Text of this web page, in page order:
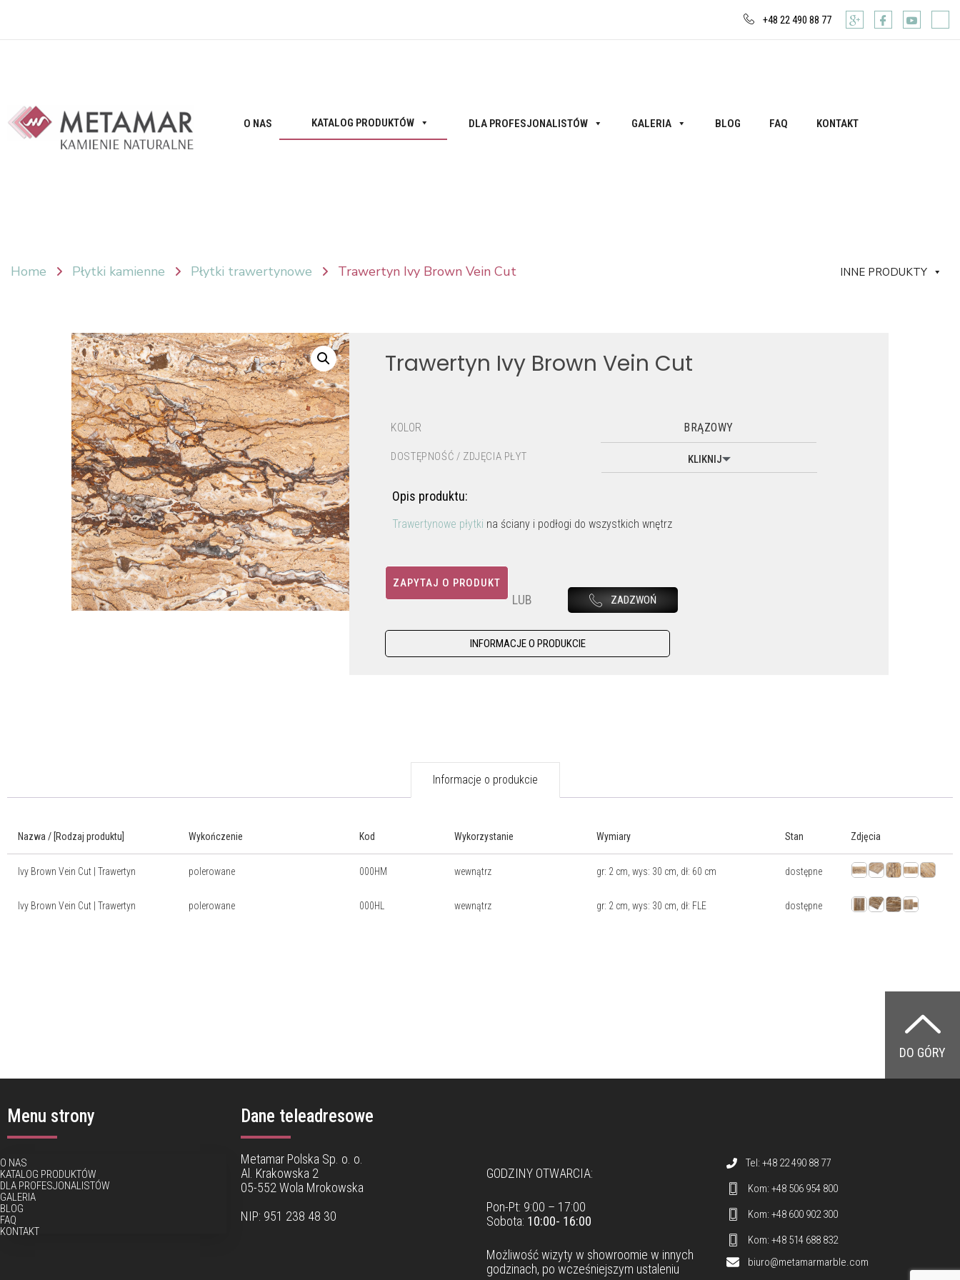
+48 22 490 88 77
O NAS KATALOG PRODUKTÓW DLA PROFESJONALISTÓW GALERIA BLOG FAQ KONTAKT
Home Płytki kamienne Płytki trawertynowe Trawertyn Ivy Brown Vein Cut INNE PRODUKTY
Trawertyn Ivy Brown Vein Cut
KOLOR BRĄZOWY
DOSTĘPNOŚĆ / ZDJĘCIA PŁYT KLIKNIJ
Opis produktu:
Trawertynowe płytki na ściany i podłogi do wszystkich wnętrz
ZAPYTAJ O PRODUKT
LUB ZADZWOŃ
INFORMACJE O PRODUKCIE
Informacje o produkcie
Nazwa / [Rodzaj produktu] Wykończenie Kod Wykorzystanie Wymiary Stan Zdjęcia
Ivy Brown Vein Cut | Trawertyn polerowane 000HM wewnątrz gr: 2 cm, wys: 30 cm, dł: 60 cm dostępne
Ivy Brown Vein Cut | Trawertyn polerowane 000HL wewnątrz gr: 2 cm, wys: 30 cm, dł: FLE dostępne
DO GÓRY
Menu strony
O NAS
KATALOG PRODUKTÓW
DLA PROFESJONALISTÓW
GALERIA
BLOG
FAQ
KONTAKT
Dane teleadresowe
Metamar Polska Sp. o. o.
Al. Krakowska 2
05-552 Wola Mrokowska
NIP: 951 238 48 30
GODZINY OTWARCIA:
Pon-Pt: 9:00 – 17:00
Sobota: 10:00- 16:00
Możliwość wizyty w showroomie w innych
godzinach, po wcześniejszym ustaleniu
Tel: +48 22 490 88 77
Kom: +48 506 954 800
Kom: +48 600 902 300
Kom: +48 514 688 832
biuro@metamarmarble.com